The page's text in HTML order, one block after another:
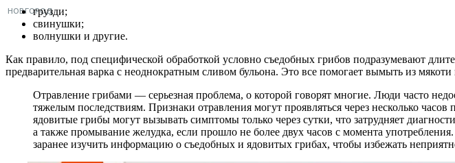
НОВГОРОД
грузди;
свинушки;
волнушки и другие.
Как правило, под специфической обработкой условно съедобных грибов подразумевают
предварительная варка с неоднократным сливом бульона. Это все помогает вымыть из
Отравление грибами — серьезная проблема, о которой говорят многие. Люди часто
тяжелым последствиям. Признаки отравления могут проявляться через несколько
ядовитые грибы могут вызывать симптомы только через сутки, что затрудняет
а также промывание желудка, если прошло не более двух часов с момента
заранее изучить информацию о съедобных и ядовитых грибах, чтобы избежать